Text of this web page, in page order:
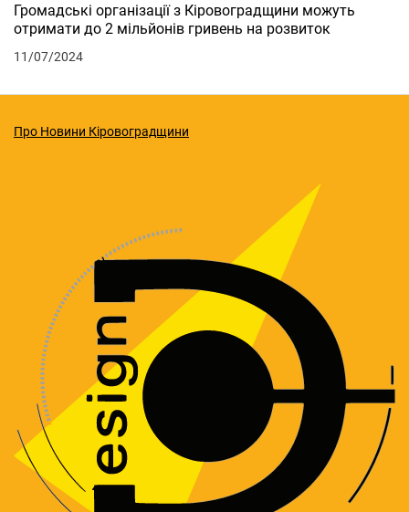
Громадські організації з Кіровоградщини можуть
отримати до 2 мільйонів гривень на розвиток
11/07/2024
Про Новини Кіровоградщини